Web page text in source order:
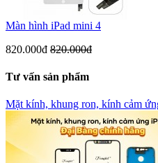
Màn hình iPad mini 4
820.000đ 820.000đ
Tư vấn sản phẩm
Mặt kính, khung ron, kính cảm